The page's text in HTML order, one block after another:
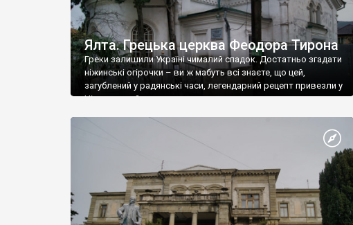
Ялта. Грецька церква Феодора Тирона
Греки залишили Україні чималий спадок. Достатньо згадати
ніжинські огірочки – ви ж мабуть всі знаєте, що цей,
загублений у радянські часи, легендарний рецепт привезли у
Ніжин греки?